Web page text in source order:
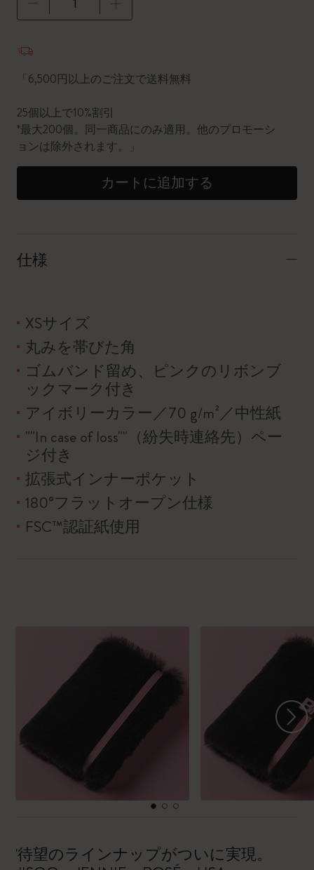
「6,500円以上のご注文で送料無料
25個以上で10%割引
*最大200個。同一商品にのみ適用。他のプロモーシ
ョンは除外されます。」
カートに追加する
仕様
XSサイズ
丸みを帯びた角
ゴムバンド留め、ピンクのリボンブ
ックマーク付き
アイボリーカラー／70 g/m²／中性紙
""In case of loss""（紛失時連絡先）ペー
ジ付き
拡張式インナーポケット
180°フラットオープン仕様
FSC™認証紙使用
'待望のラインナップがついに実現。